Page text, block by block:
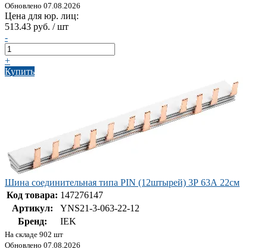
Обновлено 07.08.2026
Цена для юр. лиц:
513.43 руб. / шт
-
+
Купить
Шина соединительная типа PIN (12штырей) 3Р 63А 22см
Код товара: 147276147
Артикул:
YNS21-3-063-22-12
Бренд:
IEK
На складе 902 шт
Обновлено 07.08.2026